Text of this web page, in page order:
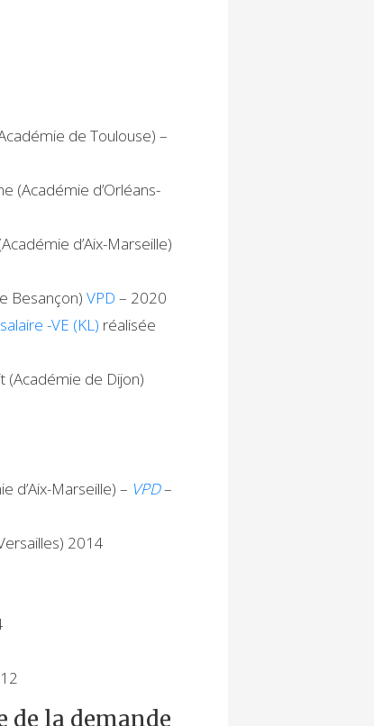
de Toulouse) –
(Académie d’Orléans-
d’Aix-Marseille)
Besançon)VPD – 2020
-VE (KL) réalisée
(Académie de Dijon)
d’Aix-Marseille) – VPD–
2014
de la demande